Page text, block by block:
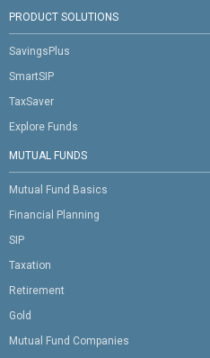
PRODUCT SOLUTIONS
SavingsPlus
SmartSIP
TaxSaver
Explore Funds
MUTUAL FUNDS
Mutual Fund Basics
Financial Planning
SIP
Taxation
Retirement
Gold
Mutual Fund Companies